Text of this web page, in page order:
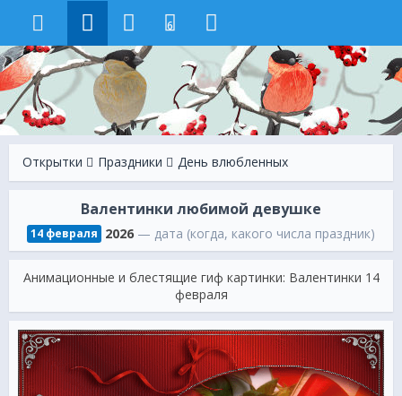
6
Открытки Праздники День влюбленных
Валентинки любимой девушке
14 февраля 2026— дата (когда, какого числа праздник)
Анимационные и блестящие гиф картинки: Валентинки 14
февраля